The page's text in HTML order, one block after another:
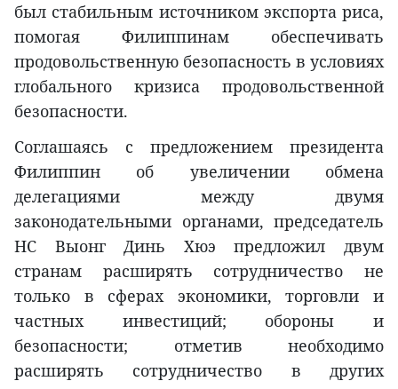
был стабильным источником экспорта риса,
помогая Филиппинам обеспечивать
продовольственную безопасность в условиях
глобального кризиса продовольственной
безопасности.
Соглашаясь с предложением президента
Филиппин об увеличении обмена
делегациями между двумя
законодательными органами, председатель
НС Выонг Динь Хюэ предложил двум
странам расширять сотрудничество не
только в сферах экономики, торговли и
частных инвестиций; обороны и
безопасности; отметив необходимо
расширять сотрудничество в других